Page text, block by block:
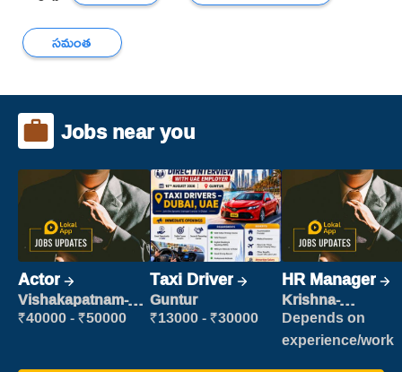
సమంత
Jobs near you
Actor
Vishakapatnam-
new
₹40000 - ₹50000
Taxi Driver
Guntur
₹13000 - ₹30000
HR Manager
Krishna-
vijayawada
Depends on
experience/work